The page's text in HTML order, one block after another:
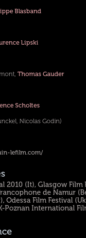
Blasband
Lipski
Thomas Gauder
Scholtes
Nicolas Godin)
lefilm.com/
2010 (It), Glasgow Film
de Namur
Odessa Film Festival
Poznan International